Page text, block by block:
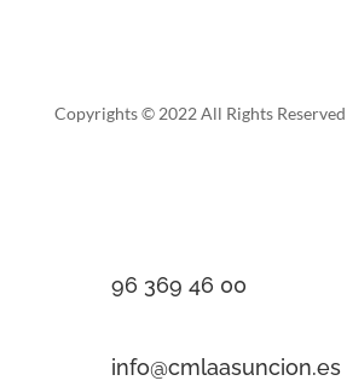
Copyrights © 2022 All Rights Reserved
96 369 46 00
info@cmlaasuncion.es